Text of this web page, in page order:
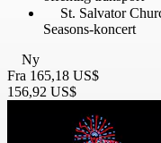
St. Salvator
Seasons-koncert
Ny
Fra 165,18 US$
156,92 US$